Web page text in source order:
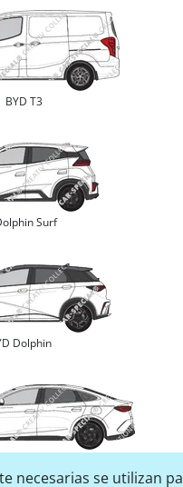
necesarias se utilizan
BYD T3
Surf
Dolphin